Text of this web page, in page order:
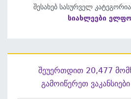
შესახებ სასურველ
სიახლეები
შეუერთდით 20,477
გამოიწერეთ